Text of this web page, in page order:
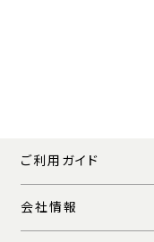
ご利用ガイド
会社情報